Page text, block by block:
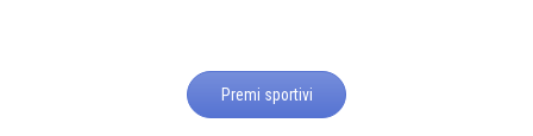
Premi sportivi